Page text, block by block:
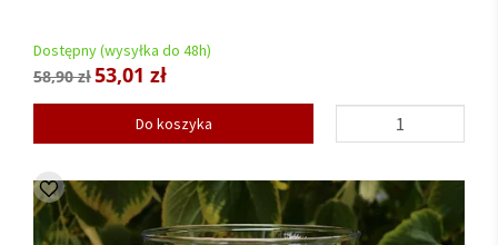
Dostępny (wysyłka do 48h)
58,90 zł53,01 zł
Do koszyka